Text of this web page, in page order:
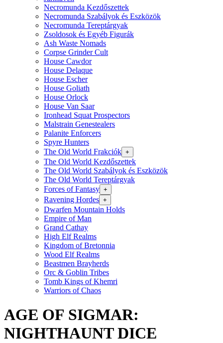
Necromunda Kezdőszettek
Necromunda Szabályok és Eszközök
Necromunda Tereptárgyak
Zsoldosok és Egyéb Figurák
Ash Waste Nomads
Corpse Grinder Cult
House Cawdor
House Delaque
House Escher
House Goliath
House Orlock
House Van Saar
Ironhead Squat Prospectors
Malstrain Genestealers
Palanite Enforcers
Spyre Hunters
The Old World Frakciók +
The Old World Kezdőszettek
The Old World Szabályok és Eszközök
The Old World Tereptárgyak
Forces of Fantasy +
Ravening Hordes +
Dwarfen Mountain Holds
Empire of Man
Grand Cathay
High Elf Realms
Kingdom of Bretonnia
Wood Elf Realms
Beastmen Brayherds
Orc & Goblin Tribes
Tomb Kings of Khemri
Warriors of Chaos
AGE OF SIGMAR:
NIGHTHAUNT DICE